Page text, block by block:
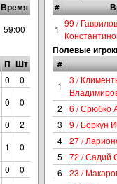
Время
59:00
П Шт
0
0
0
0
0
2
1
0
0
0
#
1
99 /
Полевые
#
1
3 /
2
6 / Срюбко
3
9 / Боркун
4
27 /
5
72 / Садий
6
23 /